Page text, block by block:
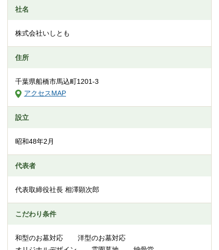
社名
株式会社いしとも
住所
千葉県船橋市馬込町1201-3
アクセスMAP
設立
昭和48年2月
代表者
代表取締役社長 相澤顕次郎
こだわり条件
和型のお墓対応
洋型のお墓対応